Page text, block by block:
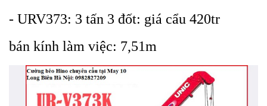
- URV373: 3 tấn 3 đốt: giá cẩu 420tr
bán kính làm việc: 7,51m